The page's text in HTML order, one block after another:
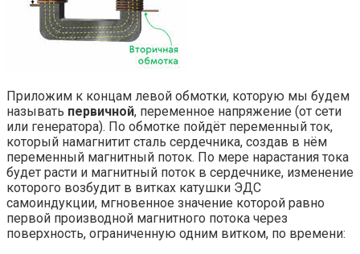
Приложим к концам левой обмотки, которую мы будем
называть первичной, переменное напряжение (от сети
или генератора). По обмотке пойдёт переменный ток,
который намагнитит сталь сердечника, создав в нём
переменный магнитный поток. По мере нарастания тока
будет расти и магнитный поток в сердечнике, изменение
которого возбудит в витках катушки ЭДС
самоиндукции, мгновенное значение которой равно
первой производной магнитного потока через
поверхность, ограниченную одним витком, по времени: